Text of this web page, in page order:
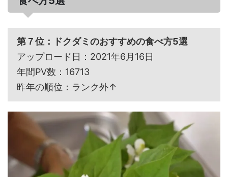
第７位：ドクダミのおすすめの食べ方5選
アップロード日：2021年6月16日
年間PV数：16713
昨年の順位：ランク外↑